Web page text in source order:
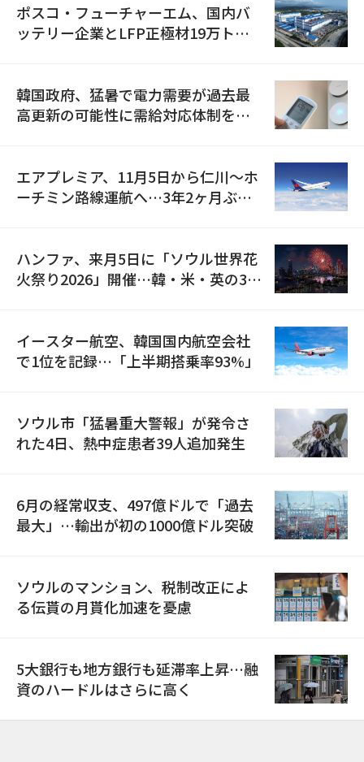
ポスコ・フューチャーエム、国内バ
ッテリー企業とLFP正極材19万トン
韓国政府、猛暑で電力需要が過去最
高更新の可能性に需給対応体制を点
エアプレミア、11月5日から仁川〜ホ
ーチミン路線運航へ…3年2ヶ月ぶり
ハンファ、来月5日に「ソウル世界花
火祭り2026」開催…韓・米・英の3カ
イースター航空、韓国国内航空会社
で1位を記録…「上半期搭乗率93%」
ソウル市「猛暑重大警報」が発令さ
れた4日、熱中症患者39人追加発生
6月の経常収支、497億ドルで「過去
最大」…輸出が初の1000億ドル突破
ソウルのマンション、税制改正によ
る伝貰の月貰化加速を憂慮
5大銀行も地方銀行も延滞率上昇…融
資のハードルはさらに高く